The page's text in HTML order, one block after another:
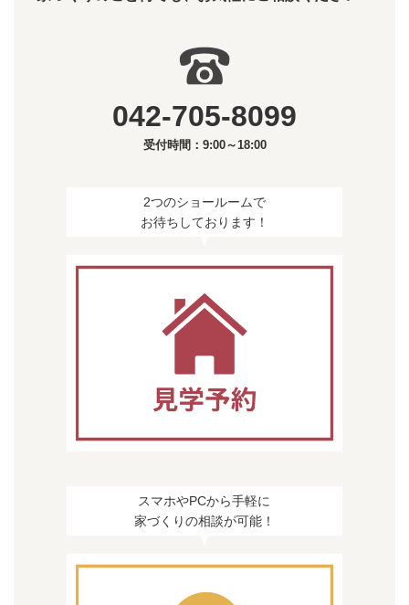
4. お客さま情報の第三者提供について
当社では下記の場合において、お客様の個人情報
きます。 但し、お客様ご本人からご依頼がある場
合は、それに応じて個人情報の第三者提供を停止
お客様の住宅を円滑に建築する為に、業務の協
力を要請する企業及び個人に提供する場合。
住宅ローンや保障・保険などの調査及び手続き
を行なうとき、金融機関や保障・保険会社など
に提供する場合。
お客様の同意がある場合
法令等により開示を要求された場合
人の生命、身体又は財産の保護のために必要で
042-705-8099
受付時間：9:00～18:00
2つのショールームで
お待ちしております！
スマホやPCから手軽に
家づくりの相談が可能！